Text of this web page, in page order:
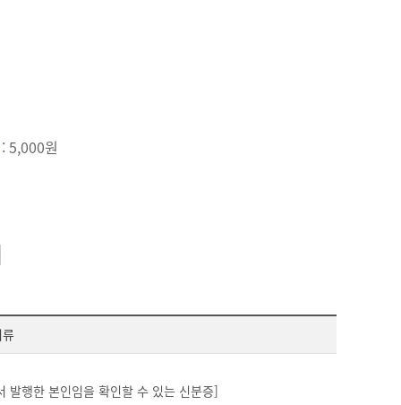
: 5,000원
발행한 본인임을 확인할 수 있는 신분증]